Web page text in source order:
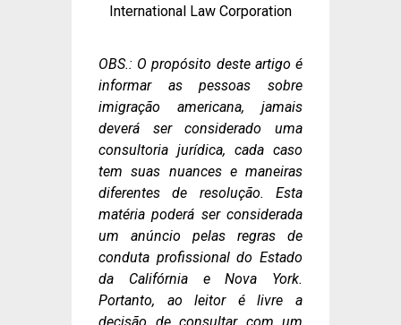
International Law Corporation
OBS.: O propósito deste artigo é
informar as pessoas sobre
imigração americana, jamais
deverá ser considerado uma
consultoria jurídica, cada caso
tem suas nuances e maneiras
diferentes de resolução. Esta
matéria poderá ser considerada
um anúncio pelas regras de
conduta profissional do Estado
da Califórnia e Nova York.
Portanto, ao leitor é livre a